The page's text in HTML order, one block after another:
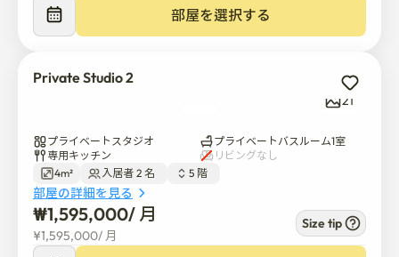
めるために主要道路に位置しています
	• オンサイトビルマネージャが日中に出席しています
⸻
すべての日用品は徒歩圏内にあります:
	• コンビニ（1分）
	• 大型スーパー(イーマート)、ダイソー
	• カフェ、レストラン、病院、薬局
	• 高麗大学校、東徳女子大学校、KIST、誠信女子大学
部屋を選択する
Private Studio 2
21
プライベートスタジオ
プライベートバスルーム1室
専用キッチン
リビングなし
4m²
入居者 2 名 5 階
部屋の詳細を見る
₩1,595,000/ 月
¥1,595,000/ 月
Size tip